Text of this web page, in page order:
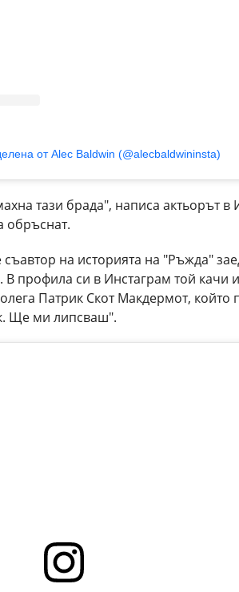
от Alec Baldwin (@alecbaldwininsta)
тази брада", написа актьорът в
обръснат.
на историята на "Ръжда"
профила си в Инстаграм той качи
Патрик Скот Макдермот, който
Ще ми липсваш".